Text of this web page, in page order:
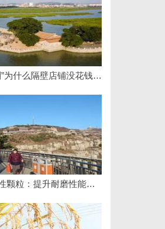
开店最怕“搜不到”为什么隔壁店铺没花钱，ai却天天给他免费派单？
770FE20耐磨改性颗粒：提升耐磨性能的革命性材料